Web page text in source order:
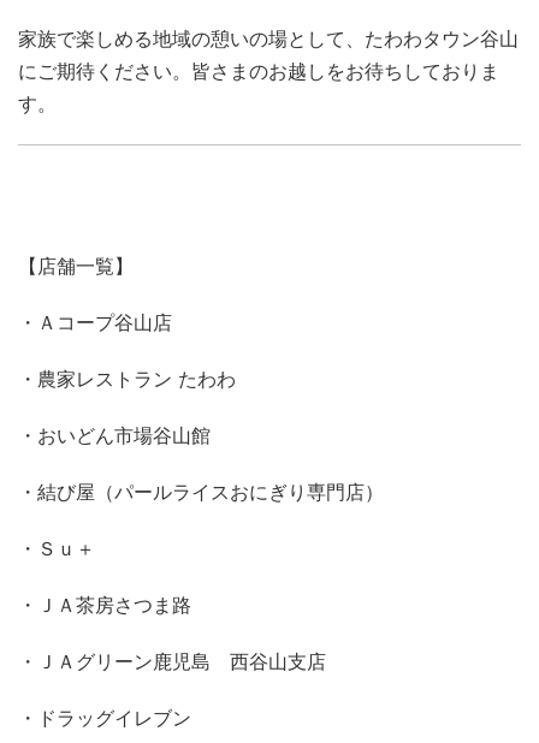
家族で楽しめる地域の憩いの場として、たわわタウン谷山
にご期待ください。皆さまのお越しをお待ちしておりま
す。
【店舗一覧】
・Ａコープ谷山店
・農家レストラン たわわ
・おいどん市場谷山館
・結び屋（パールライスおにぎり専門店）
・Ｓｕ＋
・ＪＡ茶房さつま路
・ＪＡグリーン鹿児島 西谷山支店
・ドラッグイレブン